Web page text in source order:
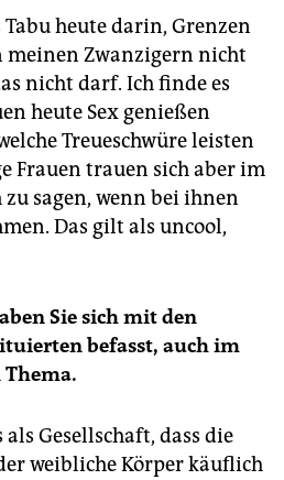
heute darin, Grenzen
meinen Zwanzigern nicht
nicht darf. Ich finde es
heute Sex genießen
Treueschwüre leisten
Frauen trauen sich aber im
sagen, wenn bei ihnen
Das gilt als uncool,
Sie sich mit den
befasst, auch im
Gesellschaft, dass die
weibliche Körper käuflich